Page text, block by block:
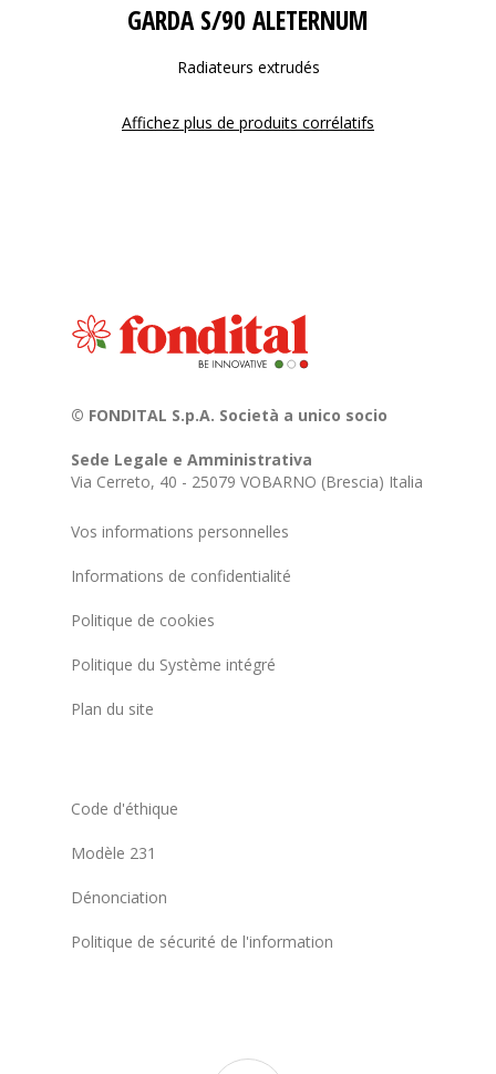
GARDA S/90 ALETERNUM
Radiateurs extrudés
Affichez plus de produits corrélatifs
© FONDITAL S.p.A. Società a unico socio
Sede Legale e Amministrativa
Via Cerreto, 40 - 25079 VOBARNO (Brescia) Italia
Vos informations personnelles
Informations de confidentialité
Politique de cookies
Politique du Système intégré
Plan du site
Code d'éthique
Modèle 231
Dénonciation
Politique de sécurité de l'information